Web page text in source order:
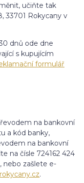
učiňte tak
33701 Rokycany v
dnů ode dne
s kupujícím
formulář
na bankovní
a kód banky,
na bankovní
na čísle 724162 424
nebo zašlete e-
.